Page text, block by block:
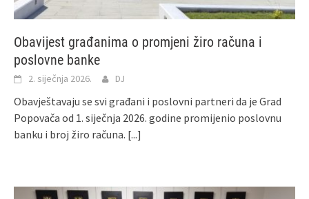
Obavijest građanima o promjeni žiro računa i
poslovne banke
2. siječnja 2026. DJ
Obavještavaju se svi građani i poslovni partneri da je Grad
Popovača od 1. siječnja 2026. godine promijenio poslovnu
banku i broj žiro računa. [...]